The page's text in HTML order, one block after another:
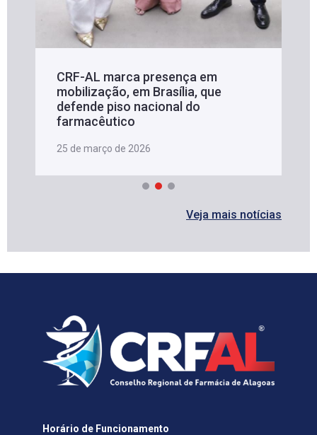
CRF-AL marca presença em
mobilização, em Brasília, que
defende piso nacional do
farmacêutico
25 de março de 2026
Veja mais notícias
Horário de Funcionamento